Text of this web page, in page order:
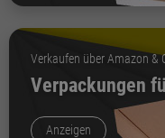
Verkaufen über Amazon &
Verpackungen
Anzeigen